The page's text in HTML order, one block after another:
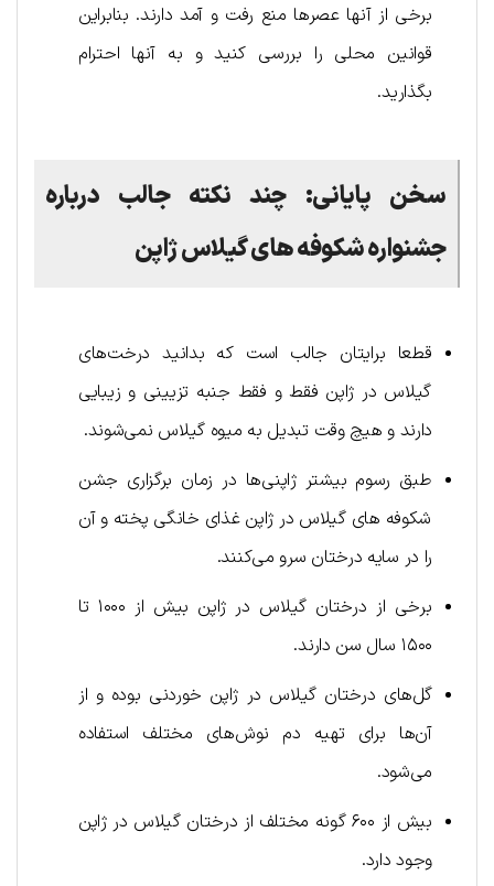
برخی از آنها عصرها منع رفت و آمد دارند. بنابراین
قوانین محلی را بررسی کنید و به آنها احترام
بگذارید.
سخن پایانی: چند نکته جالب درباره
جشنواره شکوفه های گیلاس ژاپن
قطعا برایتان جالب است که بدانید درخت‌های
گیلاس در ژاپن فقط و فقط جنبه تزیینی و زیبایی
دارند و هیچ وقت تبدیل به میوه گیلاس نمی‌شوند.
طبق رسوم بیشتر ژاپنی‌ها در زمان برگزاری جشن
شکوفه های گیلاس در ژاپن غذای خانگی پخته و آن
را در سایه درختان سرو می‌کنند.
برخی از درختان گیلاس در ژاپن بیش از ۱۰۰۰ تا
۱۵۰۰ سال سن دارند.
گل‌های درختان گیلاس در ژاپن خوردنی بوده و از
آن‌ها برای تهیه دم نوش‌های مختلف استفاده
می‌شود.
بیش از ۶۰۰ گونه مختلف از درختان گیلاس در ژاپن
وجود دارد.